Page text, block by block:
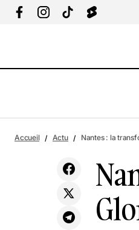
Mesquita à la HAB Galerie.
Accueil Actu Nantes : la